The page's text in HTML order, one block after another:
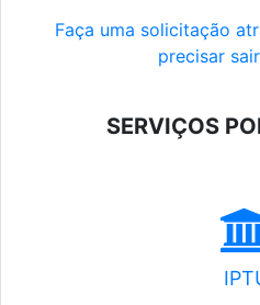
Faça uma solicitação
precisar
SERVIÇOS